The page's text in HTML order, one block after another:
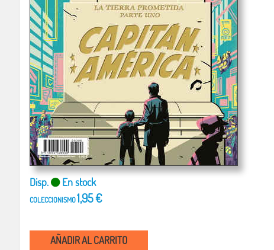
Disp. En stock
COLECCIONISMO1,95 €
AÑADIR AL CARRITO